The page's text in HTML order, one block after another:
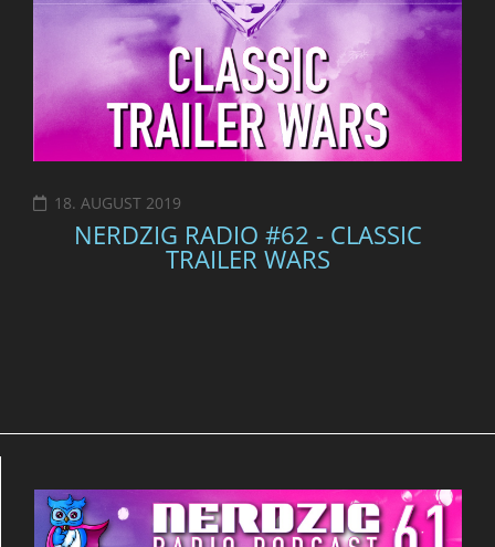
18. AUGUST 2019
NERDZIG RADIO #62 - CLASSIC
TRAILER WARS